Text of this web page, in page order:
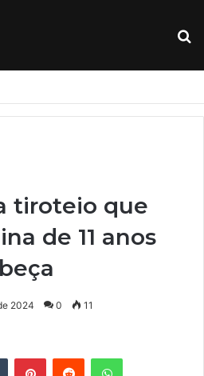
tiroteio que
de 11 anos
2024 0 11
Tumblr PinterestReddit WhatsApp